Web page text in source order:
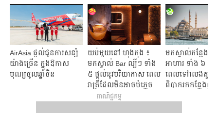
AirAsia ផ្តល់ជូនការសន្សំ
យ៉ាងច្រើន ក្នុងឱកាស
បុណ្យចូលឆ្នាំចិន
យប់មួយនៅ ហុងកុង ៖
មកស្គាល់ Bar ល្បីៗ ទាំង
៥ ផ្តល់នូវបរិយាកាស ពេល
រាត្រីដែលមិនអាចបំភ្លេច
បាន
មកស្គាល់កន្លែងល
អាហារ ទាំង ៦ ទីត
ពេលទៅលេងតួគី
ពិបាករកកន្លែងញុ
ពាណិជ្ជកម្ម